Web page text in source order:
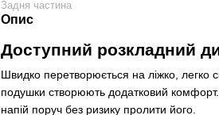
Задня частина
Опис
Доступний розкладний
Швидко перетворюється на ліжко, легко
подушки створюють додатковий комфорт.
напій поруч без ризику пролити його.